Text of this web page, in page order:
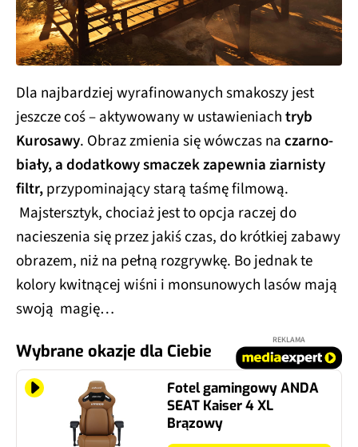
Dla najbardziej wyrafinowanych smakoszy jest
jeszcze coś – aktywowany w ustawieniachtryb
Kurosawy. Obraz zmienia się wówczas naczarno-
biały, a dodatkowy smaczek zapewnia ziarnisty
filtr,przypominający starą taśmę filmową.
Majstersztyk, chociaż jest to opcja raczej do
nacieszenia się przez jakiś czas, do krótkiej zabawy
obrazem, niż na pełną rozgrywkę. Bo jednak te
kolory kwitnącej wiśni i monsunowych lasów mają
swoją magię…
Wybrane okazje dla Ciebie
REKLAMA
Fotel gamingowy ANDA
SEAT Kaiser 4 XL
Brązowy